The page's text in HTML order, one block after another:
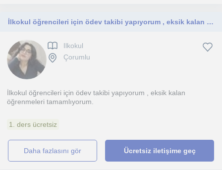
İlkokul öğrencileri için ödev takibi yapıyorum , eksik kalan öğrenmeleri tamamlıyorum
Ilkokul
Çorumlu
İlkokul öğrencileri için ödev takibi yapıyorum , eksik kalan
öğrenmeleri tamamlıyorum.
1. ders ücretsiz
daha fazlasını gör Ücretsiz iletişime geç